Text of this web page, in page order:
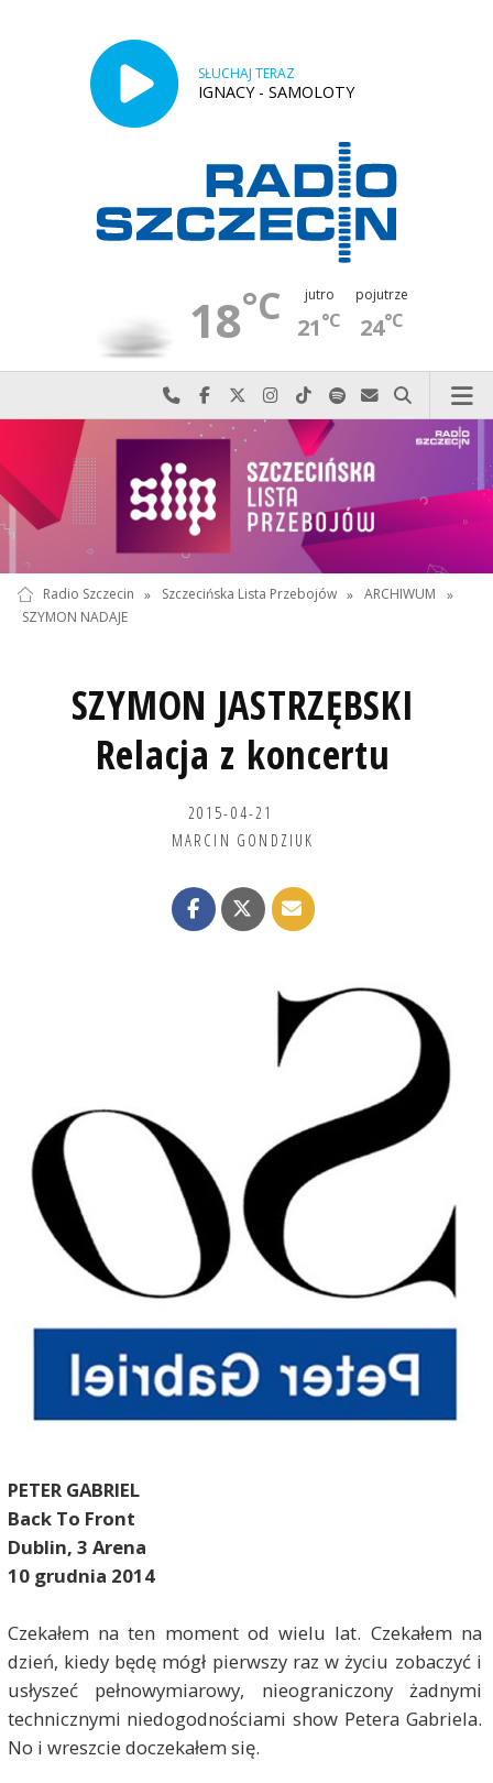
SŁUCHAJ TERAZ
IGNACY - SAMOLOTY
18°C jutro
21°C
pojutrze
24°C
Najlepiej po prostu do nas zadzwoń
Odwiedź nas na Facebook-u
Odwiedź nas na X
Odwiedź nas na Instagram-ie
Odwiedź nas na TikTok-u
Szukaj nas na Spotify
Wyślij do nas
Szukaj
Radio Szczecin » Szczecińska Lista Przebojów » ARCHIWUM
»
SZYMON NADAJE
SZYMON JASTRZĘBSKI
Relacja z koncertu
2015-04-21
MARCIN GONDZIUK
PETER GABRIEL
Back To Front
Dublin, 3 Arena
10 grudnia 2014
Czekałem na ten moment od wielu lat. Czekałem na
dzień, kiedy będę mógł pierwszy raz w życiu zobaczyć i
usłyszeć pełnowymiarowy, nieograniczony żadnymi
technicznymi niedogodnościami show Petera Gabriela.
No i wreszcie doczekałem się.